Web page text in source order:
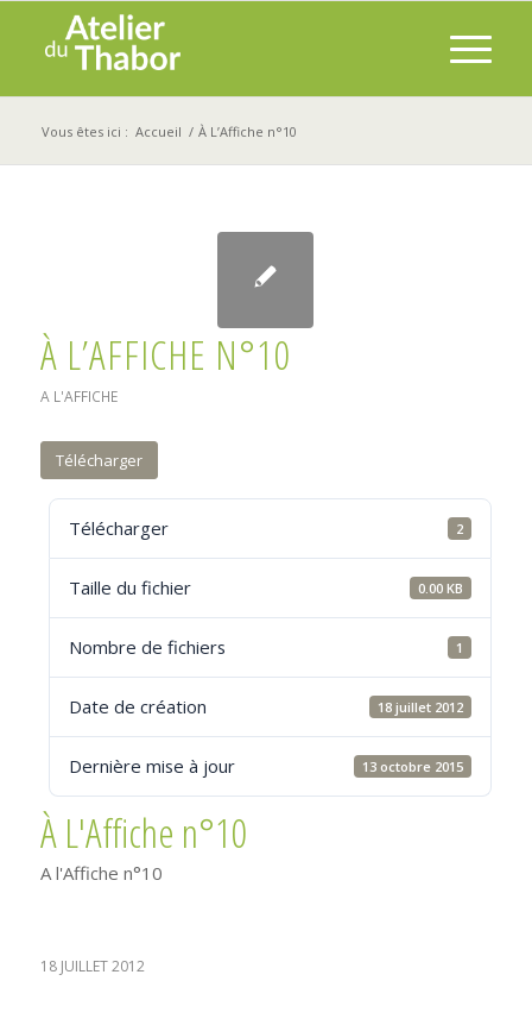
Vous êtes ici : Accueil / À L’Affiche n°10
À L’AFFICHE N°10
A L'AFFICHE
Télécharger
Télécharger 2
Taille du fichier 0.00 KB
Nombre de fichiers 1
Date de création 18 juillet 2012
Dernière mise à jour 13 octobre 2015
À L'Affiche n°10
A l'Affiche n°10
18 JUILLET 2012